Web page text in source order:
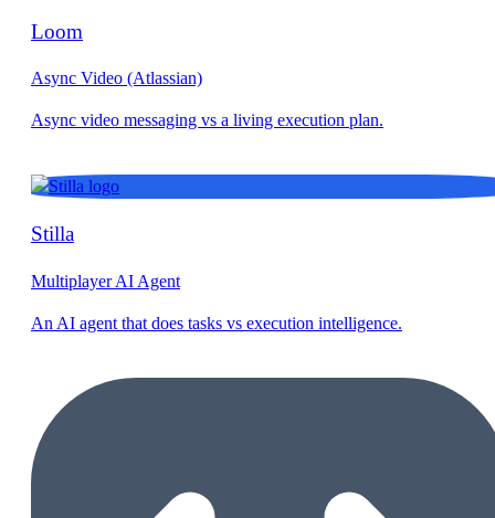
Loom
Async Video (Atlassian)
Stilla
Multiplayer AI Agent